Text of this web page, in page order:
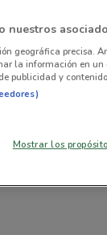
vigentes
nuestros
geográfica precisa.
la información en un
publicidad y
Mostrar los